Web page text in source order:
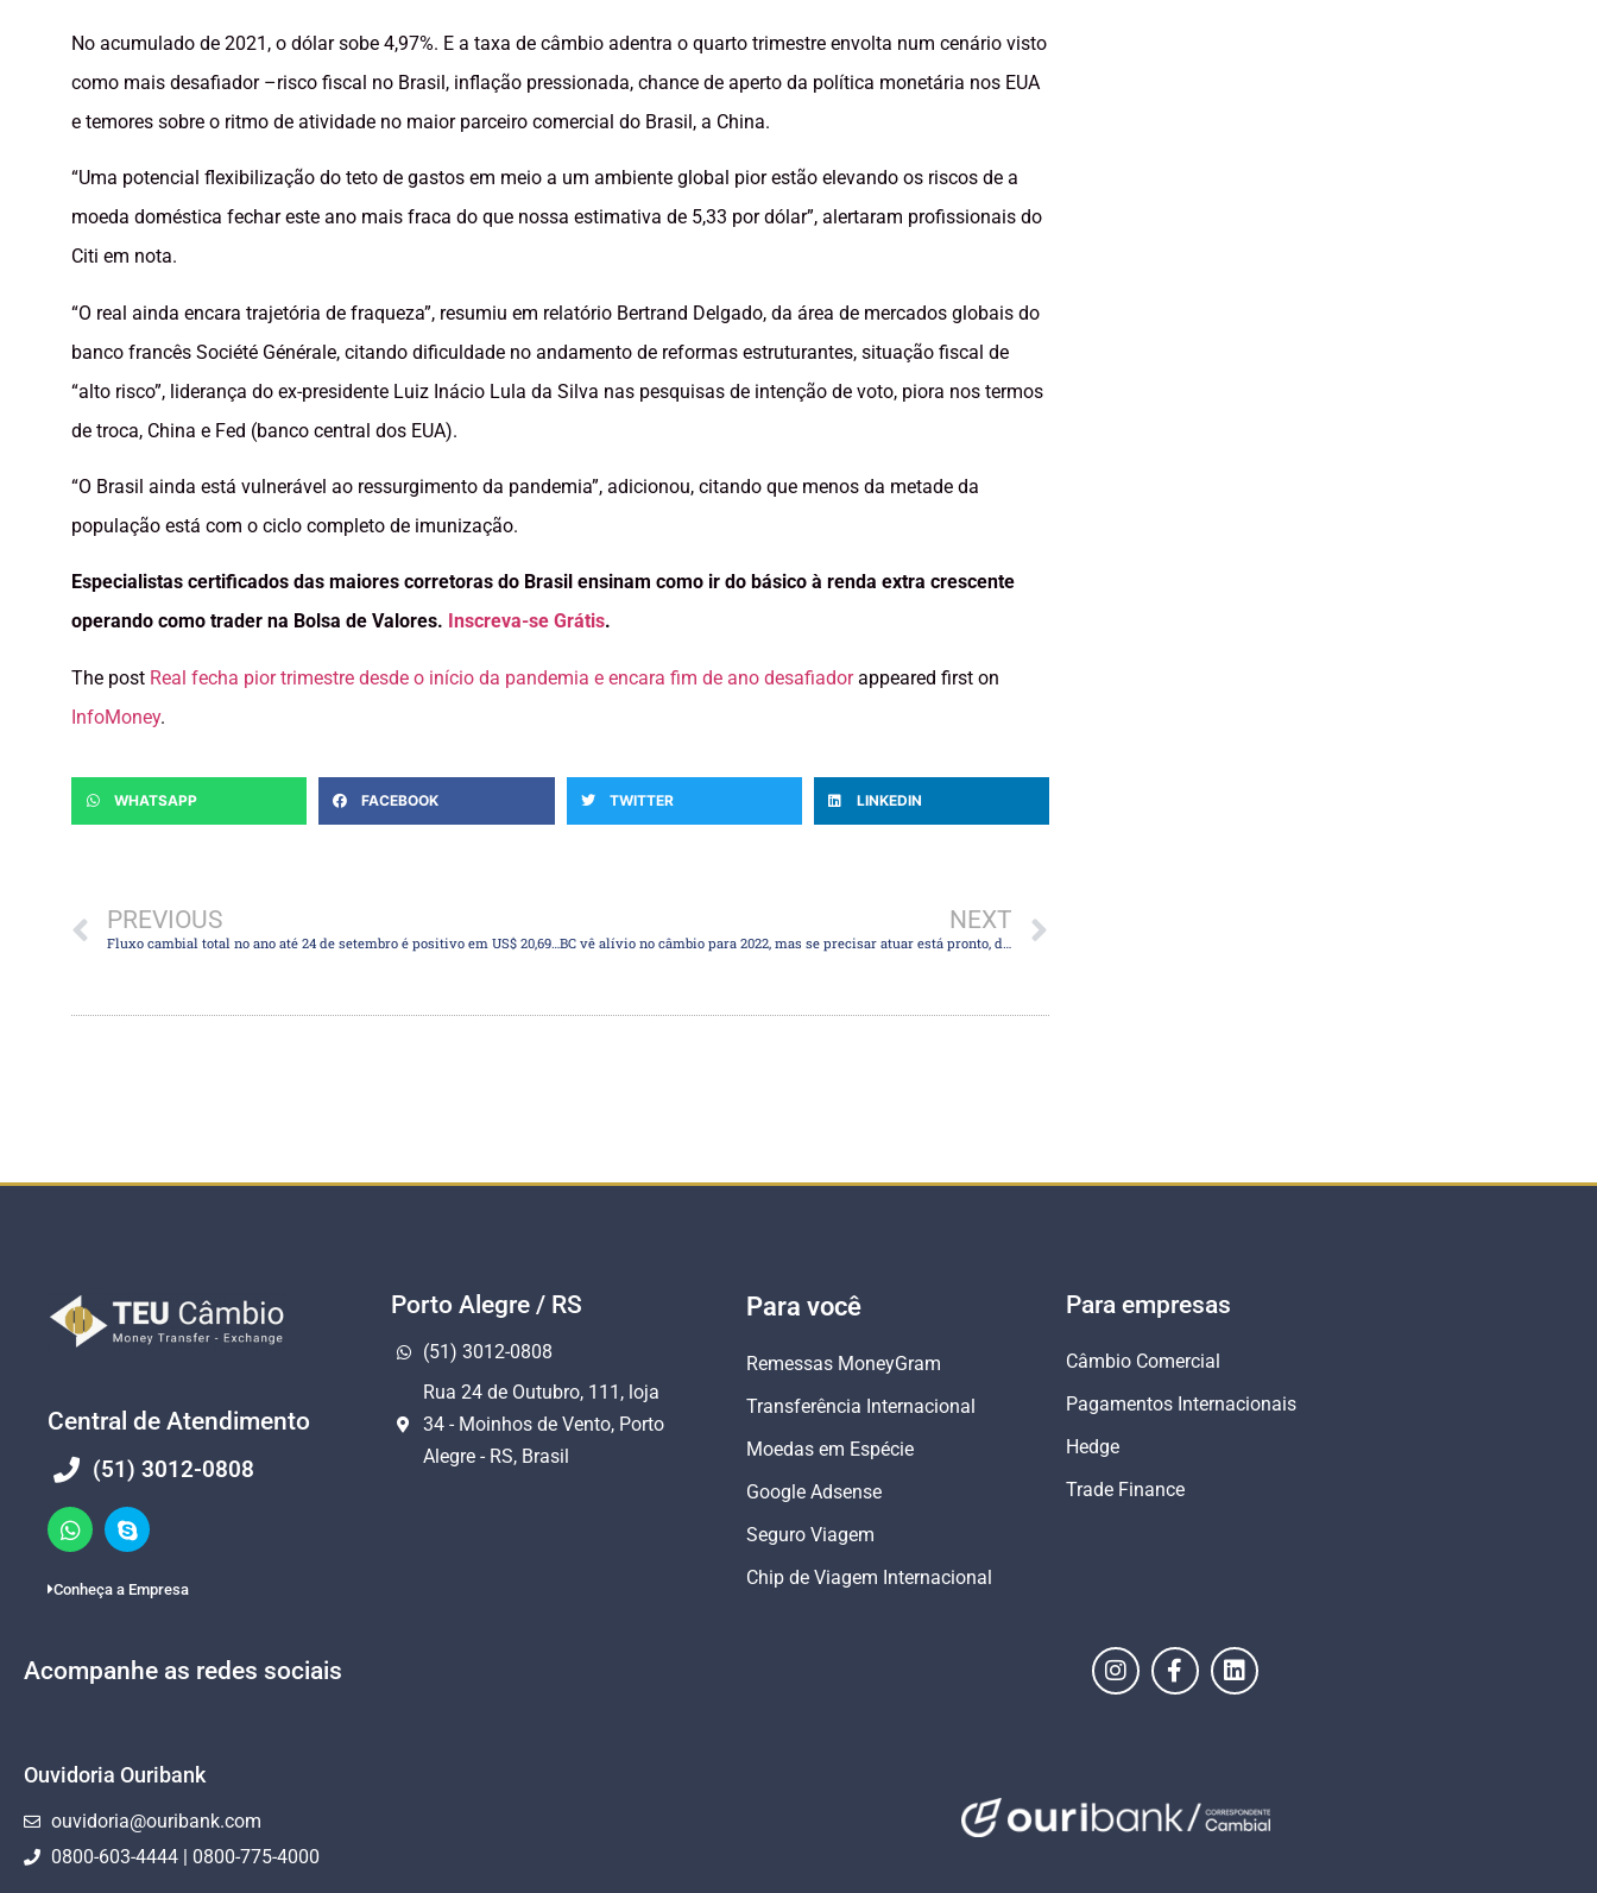
No acumulado de 2021, o dólar sobe 4,97%. E a taxa de câmbio adentra o quarto trimestre envolta num cenário visto
como mais desafiador –risco fiscal no Brasil, inflação pressionada, chance de aperto da política monetária nos EUA
e temores sobre o ritmo de atividade no maior parceiro comercial do Brasil, a China.
“Uma potencial flexibilização do teto de gastos em meio a um ambiente global pior estão elevando os riscos de a
moeda doméstica fechar este ano mais fraca do que nossa estimativa de 5,33 por dólar”, alertaram profissionais do
Citi em nota.
“O real ainda encara trajetória de fraqueza”, resumiu em relatório Bertrand Delgado, da área de mercados globais do
banco francês Société Générale, citando dificuldade no andamento de reformas estruturantes, situação fiscal de
“alto risco”, liderança do ex-presidente Luiz Inácio Lula da Silva nas pesquisas de intenção de voto, piora nos termos
de troca, China e Fed (banco central dos EUA).
“O Brasil ainda está vulnerável ao ressurgimento da pandemia”, adicionou, citando que menos da metade da
população está com o ciclo completo de imunização.
Especialistas certificados das maiores corretoras do Brasil ensinam como ir do básico à renda extra crescente
operando como trader na Bolsa de Valores. Inscreva-se Grátis.
The post Real fecha pior trimestre desde o início da pandemia e encara fim de ano desafiadorappeared first on
InfoMoney.
WHATSAPP FACEBOOK TWITTER LINKEDIN
PREVIOUS
Fluxo cambial total no ano até 24 de setembro é positivo em US$ 20,693 bilhões, diz BC
NEXT
BC vê alívio no câmbio para 2022, mas se precisar atuar está pronto, diz Bruno Serra
Central de Atendimento
(51) 3012-0808
Conheça a Empresa
Porto Alegre / RS
(51) 3012-0808
Rua 24 de Outubro, 111, loja
34 - Moinhos de Vento, Porto
Alegre - RS, Brasil
Para você
Remessas MoneyGram
Transferência Internacional
Moedas em Espécie
Google Adsense
Seguro Viagem
Chip de Viagem Internacional
Para empresas
Câmbio Comercial
Pagamentos Internacionais
Hedge
Trade Finance
Acompanhe as redes sociais
Ouvidoria Ouribank
ouvidoria@ouribank.com
0800-603-4444 | 0800-775-4000